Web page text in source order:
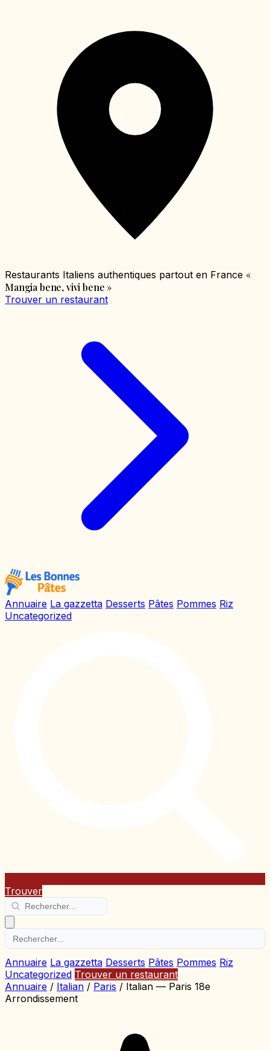
Restaurants Italiens authentiques partout en France «
Mangia bene, vivi bene »
Trouver un restaurant
Annuaire La gazzetta Desserts Pâtes Pommes Riz
Uncategorized
Trouver
Annuaire La gazzetta Desserts Pâtes Pommes Riz
Uncategorized Trouver un restaurant
Annuaire / Italian / Paris / Italian — Paris 18e
Arrondissement